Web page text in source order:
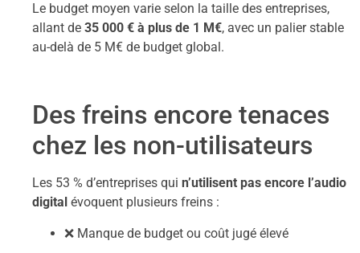
Le budget moyen varie selon la taille des entreprises,
allant de 35 000 € à plus de 1 M€, avec un palier stable
au-delà de 5 M€ de budget global.
Des freins encore tenaces
chez les non-utilisateurs
Les 53 % d’entreprises qui n’utilisent pas encore l’audio
digital évoquent plusieurs freins :
❌ Manque de budget ou coût jugé élevé